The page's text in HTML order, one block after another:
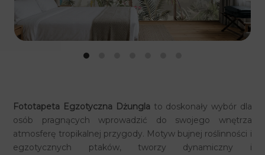
Fototapeta Egzotyczna Dżunglato doskonały wybór dla
osób pragnących wprowadzić do swojego wnętrza
atmosferę tropikalnej przygody. Motyw bujnej roślinności i
egzotycznych ptaków, tworzy dynamiczny i